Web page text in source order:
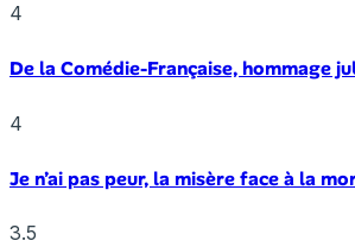
4
De la Comédie-Française, hommage
4
Je n’ai pas peur, la misère face à la
3.5